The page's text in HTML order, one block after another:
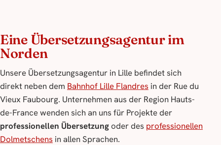
Eine Übersetzungsagentur im
Norden
Unsere Übersetzungsagentur in Lille befindet sich
direkt neben dem Bahnhof Lille Flandres in der Rue du
Vieux Faubourg. Unternehmen aus der Region Hauts-
de-France wenden sich an uns für Projekte der
professionellen Übersetzungoder des professionellen
Dolmetschens in allen Sprachen.